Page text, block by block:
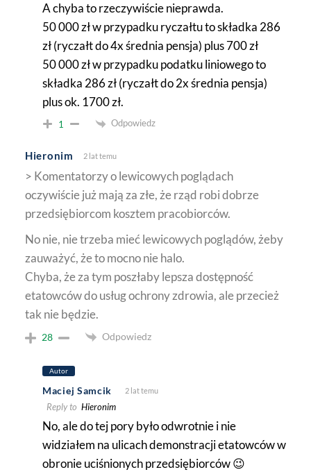
A chyba to rzeczywiście nieprawda.
50 000 zł w przypadku ryczałtu to składka 286
zł (ryczałt do 4x średnia pensja) plus 700 zł
50 000 zł w przypadku podatku liniowego to
składka 286 zł (ryczałt do 2x średnia pensja)
plus ok. 1700 zł.
1 Odpowiedz
Hieronim 2 lat temu
> Komentatorzy o lewicowych poglądach
oczywiście już mają za złe, że rząd robi dobrze
przedsiębiorcom kosztem pracobiorców.
No nie, nie trzeba mieć lewicowych poglądów, żeby
zauważyć, że to mocno nie halo.
Chyba, że za tym poszłaby lepsza dostępność
etatowców do usług ochrony zdrowia, ale przecież
tak nie będzie.
28 Odpowiedz
Autor
Maciej Samcik 2 lat temu
Reply to Hieronim
No, ale do tej pory było odwrotnie i nie
widziałem na ulicach demonstracji etatowców w
obronie uciśnionych przedsiębiorców 😉